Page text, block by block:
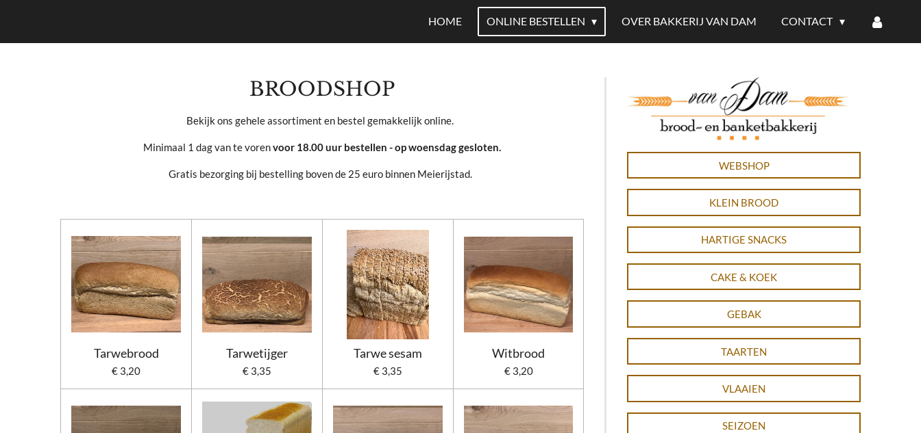
naar
HOME ONLINE BESTELLEN OVER BAKKERIJ VAN DAM CONTACT
BROODSHOP
Bekijk ons gehele assortiment en bestel gemakkelijk online.
Minimaal 1 dag van te vorenvoor 18.00 uur bestellen - op woensdag gesloten.
Gratis bezorging bij bestelling boven de 25 euro binnen Meierijstad.
Tarwebrood
€ 3,20
Tarwetijger
€ 3,35
Tarwe sesam
€ 3,35
Witbrood
€ 3,20
WEBSHOP
KLEIN BROOD
HARTIGE SNACKS
CAKE & KOEK
GEBAK
TAARTEN
VLAAIEN
SEIZOEN